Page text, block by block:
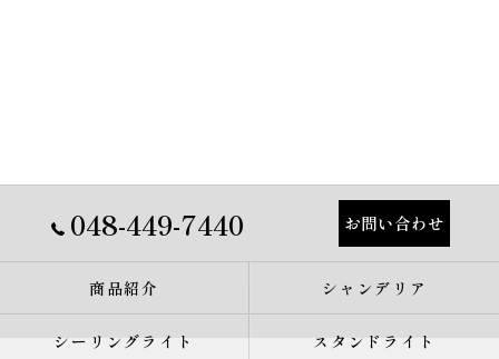
048-449-7440 お問い合わせ
商品紹介 シャンデリア
シーリングライト スタンドライト